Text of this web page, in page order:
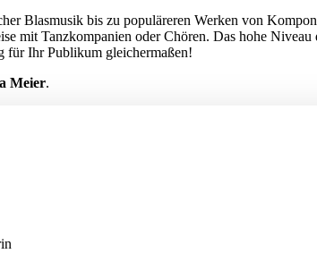
Blasmusik bis zu populäreren Werken von
mit Tanzkompanien oder Chören. Das hohe
für Ihr Publikum gleichermaßen!
Meier.